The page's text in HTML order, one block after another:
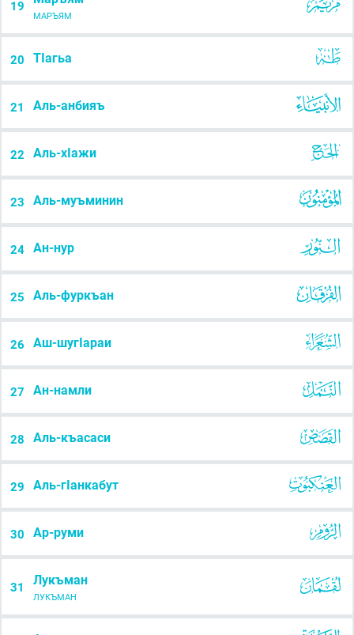
19
МАРЪЯМ
20 ТІагьа
21 Аль-анбияъ
22 Аль-хІажи
23 Аль-муъминин
24 Ан-нур
25 Аль-фуркъан
26 Аш-шугІараи
27 Ан-намли
28 Аль-къасаси
29 Аль-гІанкабут
30 Ар-руми
31 Лукъман
ЛУКЪМАН